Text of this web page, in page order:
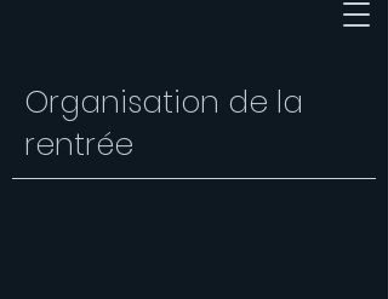
Organisation de la
rentrée